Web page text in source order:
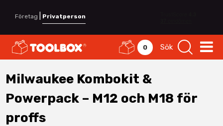
Företag Privatperson
0 Sök
Milwaukee Kombokit &
Powerpack – M12 och M18 för
proffs